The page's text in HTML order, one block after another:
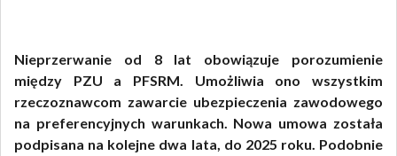
Nieprzerwanie od 8 lat obowiązuje porozumienie
między PZU a PFSRM. Umożliwia ono wszystkim
rzeczoznawcom zawarcie ubezpieczenia zawodowego
na preferencyjnych warunkach. Nowa umowa została
podpisana na kolejne dwa lata, do 2025 roku. Podobnie